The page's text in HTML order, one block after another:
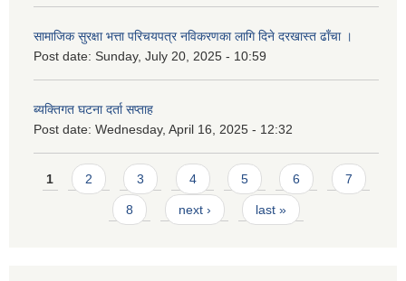
सामाजिक सुरक्षा भत्ता परिचयपत्र नविकरणका लागि दिने दरखास्त ढाँचा ।
Post date: Sunday, July 20, 2025 - 10:59
ब्यक्तिगत घटना दर्ता सप्ताह
Post date: Wednesday, April 16, 2025 - 12:32
Pages
1 2 3 4 5 6 7
8 next › last »